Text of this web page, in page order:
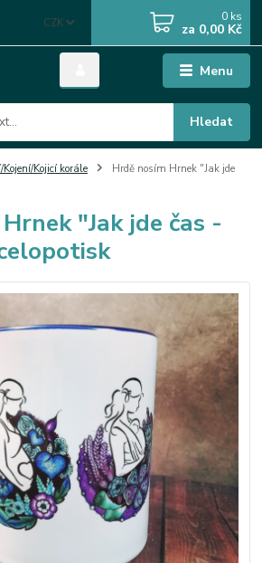
Menu
CZK
Hledat
0 ks
za 0,00 Kč
Kojicí korále
Hrdě nosím Hrnek "Jak jde
"Jak jde čas -